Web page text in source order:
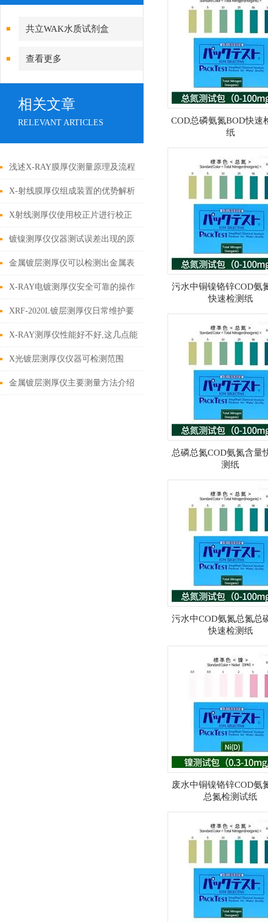
共立WAK水质试剂盒
查看更多
相关文章
RELEVANT ARTICLES
浅述X-RAY膜厚仪测量原理及流程
X-射线膜厚仪组成装置的优势解析
X射线测厚仪使用校正片进行校正
的意义所在
镀镍测厚仪仪器测试误差出现的原
因
金属镀层测厚仪可以检测出金属表
面的涂层厚度、薄弱部位和质量
X-RAY电镀测厚仪安全可靠的操作
方法
XRF-2020L镀层测厚仪日常维护要
点
X-RAY测厚仪性能好不好,这几点能
说明
X光镀层测厚仪仪器可检测范围
金属镀层测厚仪主要测量方法介绍
COD总磷氨氮BOD快速
纸
污水中铜镍铬锌COD氨
快速检测纸
总磷总氮COD氨氮含量
测纸
污水中COD氨氮总氮总
快速检测纸
废水中铜镍铬锌COD氨
总氮检测试纸